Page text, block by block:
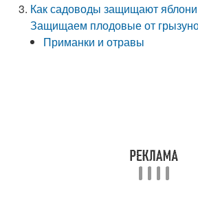
Как садоводы защищают яблони
Защищаем плодовые от
Приманки и отравы